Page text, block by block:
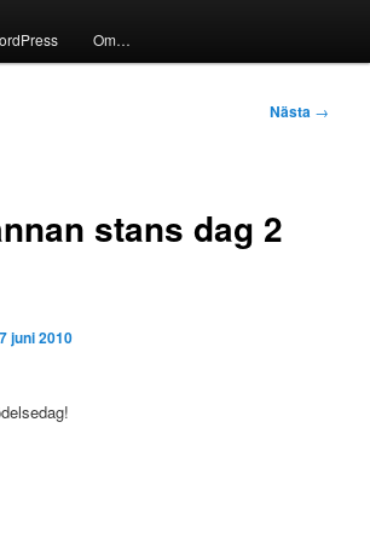
Om…
Nästa →
stans dag 2
juni 2010